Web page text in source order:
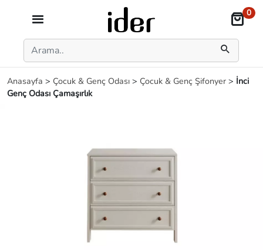
0
Anasayfa > Çocuk & Genç Odası > Çocuk & Genç Şifonyer > İnci
Genç Odası Çamaşırlık